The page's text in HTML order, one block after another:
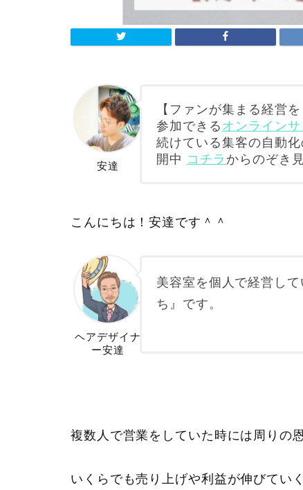
安達
【ファンが集まる経営
参加できる オンライン
続けている集客の自動
開中 コチラ からのぞき見
こんにちは！安達です＾＾
ヘアデザイナ
ー安達
美容室を個人で経営し
ち』です。
複数人で営業をしていた時には周りの
いくらでも売り上げや利益が伸びてい